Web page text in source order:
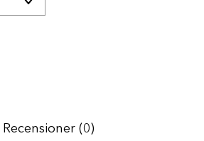
Recensioner (0)